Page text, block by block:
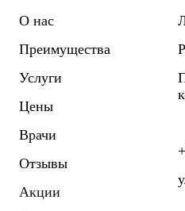
О нас
Преимущества
Услуги
Цены
Врачи
Отзывы
Акции